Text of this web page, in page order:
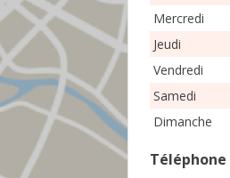
Mercredi
Jeudi
Vendredi
Samedi
Dimanche
Téléphone